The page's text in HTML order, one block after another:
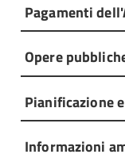
Pagamenti
Opere
Pianificazione
Informazioni